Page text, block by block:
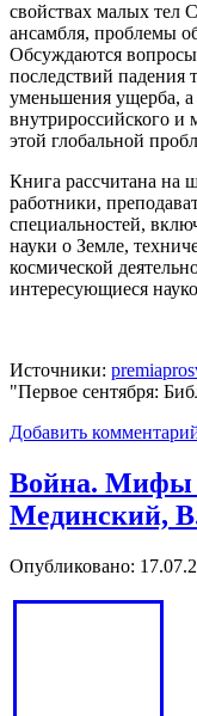
свойствах малых тел
ансамбля, проблемы
Обсуждаются
последствий
уменьшения ущерба, а
внутрироссийского и
этой глобальной
Книга рассчитана на
работники,
специальностей,
науки о Земле,
космической
интересующиеся
Источники:
"Первое сентября:
Добавить
Война. Мифы
Мединский,
Опубликовано: